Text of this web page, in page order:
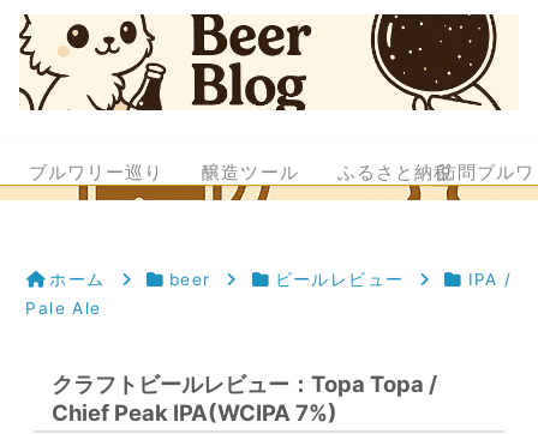
ブルワリー巡り 醸造ツール ふるさと納税訪問ブル
ホーム beer ビールレビュー
IPA /
Pale Ale
クラフトビールレビュー：Topa Topa /
Chief Peak IPA(WCIPA 7%)